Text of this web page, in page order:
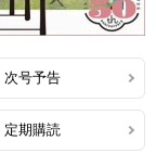
次号予告
定期購読